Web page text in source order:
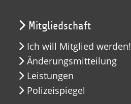
Mitgliedschaft
Ich will Mitglied werden!
Änderungsmitteilung
Leistungen
Polizeispiegel